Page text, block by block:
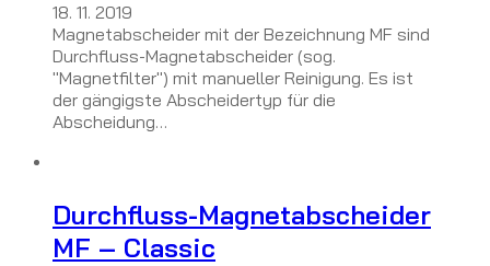
18. 11. 2019
Magnetabscheider mit der Bezeichnung MF sind
Durchfluss-Magnetabscheider (sog.
"Magnetfilter") mit manueller Reinigung. Es ist
der gängigste Abscheidertyp für die
Abscheidung…
Durchfluss-Magnetabscheider
MF – Classic